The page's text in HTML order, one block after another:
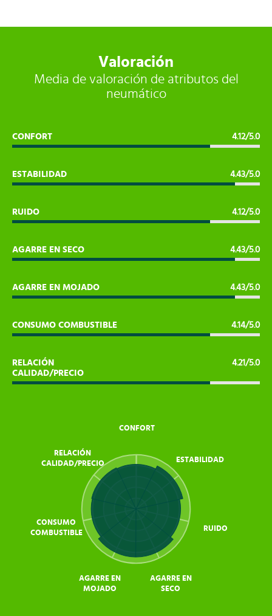
Valoración
Media de valoración de atributos del
neumático
CONFORT 4.12/5.0
ESTABILIDAD 4.43/5.0
RUIDO 4.12/5.0
AGARRE EN SECO 4.43/5.0
AGARRE EN MOJADO 4.43/5.0
CONSUMO COMBUSTIBLE 4.14/5.0
RELACIÓN
CALIDAD/PRECIO
4.21/5.0
CONFORT
ESTABILIDAD
RUIDO
AGARRE EN
SECO
AGARRE EN
MOJADO
CONSUMO
COMBUSTIBLE
RELACIÓN
CALIDAD/PRECIO